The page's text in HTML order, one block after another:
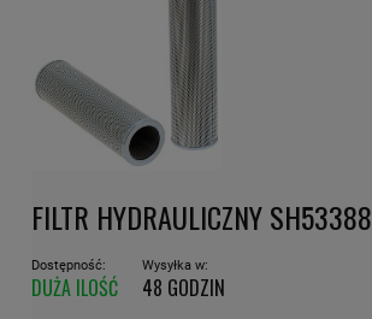
FILTR HYDRAULICZNY SH53388
Dostępność:
DUŻA ILOŚĆ
Wysyłka w:
48 GODZIN